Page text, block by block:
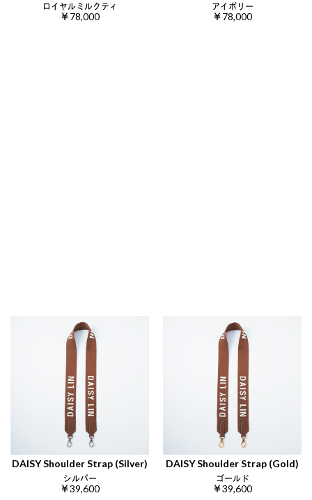
ロイヤルミルクティ
￥78,000
アイボリー
￥78,000
DAISY Shoulder Strap (Silver)
シルバー
￥39,600
DAISY Shoulder Strap (Gold)
ゴールド
￥39,600